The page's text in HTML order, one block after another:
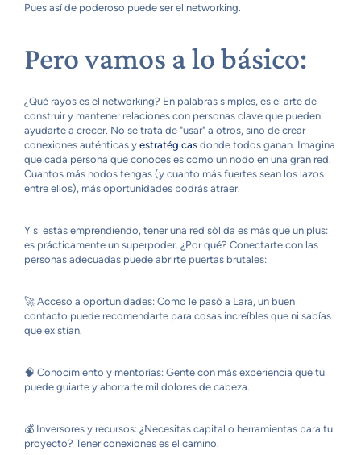
Pues así de poderoso puede ser el networking.
Pero vamos a lo básico:
¿Qué rayos es el networking? En palabras simples, es el arte de
construir y mantener relaciones con personas clave que pueden
ayudarte a crecer. No se trata de "usar" a otros, sino de crear
conexiones auténticas y estratégicas donde todos ganan. Imagina
que cada persona que conoces es como un nodo en una gran red.
Cuantos más nodos tengas (y cuanto más fuertes sean los lazos
entre ellos), más oportunidades podrás atraer.
Y si estás emprendiendo, tener una red sólida es más que un plus:
es prácticamente un superpoder. ¿Por qué? Conectarte con las
personas adecuadas puede abrirte puertas brutales:
🚀 Acceso a oportunidades: Como le pasó a Lara, un buen
contacto puede recomendarte para cosas increíbles que ni sabías
que existían.
🧠 Conocimiento y mentorías: Gente con más experiencia que tú
puede guiarte y ahorrarte mil dolores de cabeza.
💰 Inversores y recursos: ¿Necesitas capital o herramientas para tu
proyecto? Tener conexiones es el camino.